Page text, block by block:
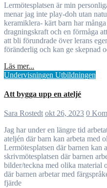
Lermötesplatsen är min personliga favorit. När jag skriver lera
menar jag inte play-doh utan
keramiklera- kärt barn har
dragningskraft och en förmåga
att bli förundrade över lerans
föränderlig och kan ge skepnad
Läs mer...
Undervisningen Utbildningen
Att bygga upp en ateljé
Sara Rostedt okt 26, 2023 0
Jag har under en längre tid arbetat med tre grundmötesplatser i
ateljén där barn kan arbeta med
Lermötesplatsen där barnen kan
skrivmötesplatsen där barnen
bilder/teckna med olika material
där barnen arbetar med
fjärde